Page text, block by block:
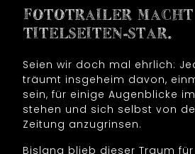
FOTOTRAILER
TITELSEITEN-STAR.
Seien wir doch mal ehrlich:
träumt insgeheim davon,
sein, für einige Augenblicke
stehen und sich selbst von
Zeitung anzugrinsen.
Bislang blieb dieser Traum